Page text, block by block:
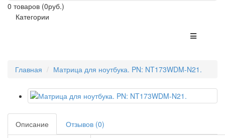
0 товаров (0руб.)
Категории
Главная Матрица для ноутбука. PN: NT173WDM-N21.
Описание Отзывов (0)